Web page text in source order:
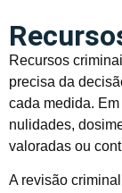
Recursos
precisa da
cada medida.
nulidades,
valoradas ou
A revisão